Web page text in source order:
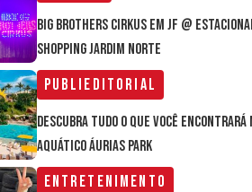
Big Brothers Cirkus em JF @
Shopping Jardim Norte
Publieditorial
Descubra tudo o que você encontrará
aquático Áurias Park
Entretenimento